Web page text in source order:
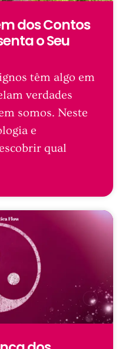
dos Contos
o Seu
têm algo em
verdades
somos. Neste
e
qual